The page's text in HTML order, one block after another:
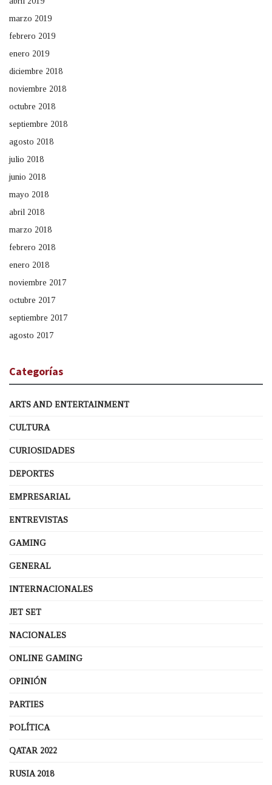
marzo 2019
febrero 2019
enero 2019
diciembre 2018
noviembre 2018
octubre 2018
septiembre 2018
agosto 2018
julio 2018
junio 2018
mayo 2018
abril 2018
marzo 2018
febrero 2018
enero 2018
noviembre 2017
octubre 2017
septiembre 2017
agosto 2017
Categorías
ARTS AND ENTERTAINMENT
CULTURA
CURIOSIDADES
DEPORTES
EMPRESARIAL
ENTREVISTAS
GAMING
GENERAL
INTERNACIONALES
JET SET
NACIONALES
ONLINE GAMING
OPINIÓN
PARTIES
POLÍTICA
QATAR 2022
RUSIA 2018